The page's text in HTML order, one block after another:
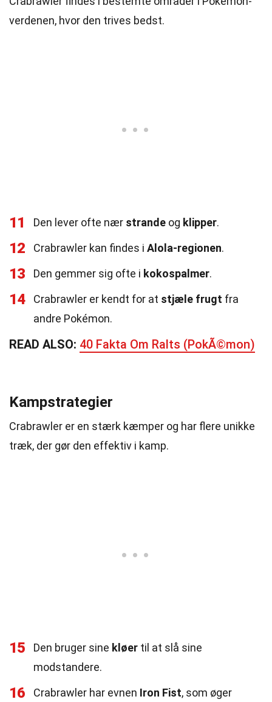
verdenen, hvor den trives bedst.
11 Den lever ofte nær strande og klipper.
12 Crabrawler kan findes i Alola-regionen.
13 Den gemmer sig ofte i kokospalmer.
14 Crabrawler er kendt for at stjæle frugt fra
andre Pokémon.
READ ALSO: 40 Fakta Om Ralts (PokÃ©mon)
Kampstrategier
Crabrawler er en stærk kæmper og har flere unikke
træk, der gør den effektiv i kamp.
15 Den bruger sine kløer til at slå sine
modstandere.
16 Crabrawler har evnen Iron Fist, som øger